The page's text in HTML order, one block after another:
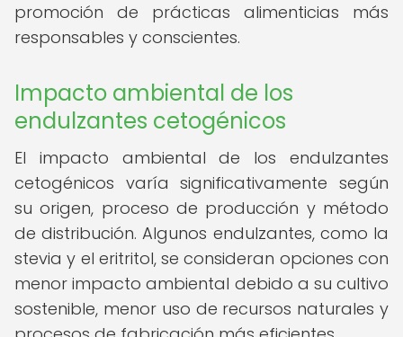
promoción de prácticas alimenticias más
responsables y conscientes.
Impacto ambiental de los
endulzantes cetogénicos
El impacto ambiental de los endulzantes
cetogénicos varía significativamente según
su origen, proceso de producción y método
de distribución. Algunos endulzantes, como la
stevia y el eritritol, se consideran opciones con
menor impacto ambiental debido a su cultivo
sostenible, menor uso de recursos naturales y